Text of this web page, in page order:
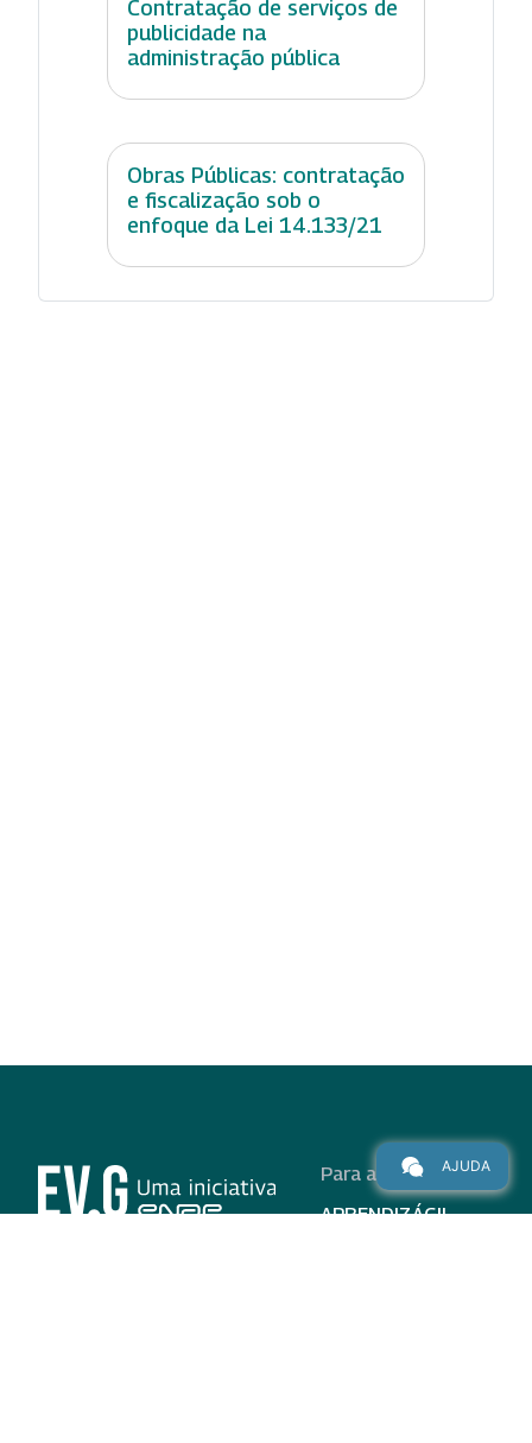
Contratação de serviços de
publicidade na
administração pública
Obras Públicas: contratação
e fiscalização sob o
enfoque da Lei 14.133/21
Para alunos
APRENDIZÁGIL
AJUDA